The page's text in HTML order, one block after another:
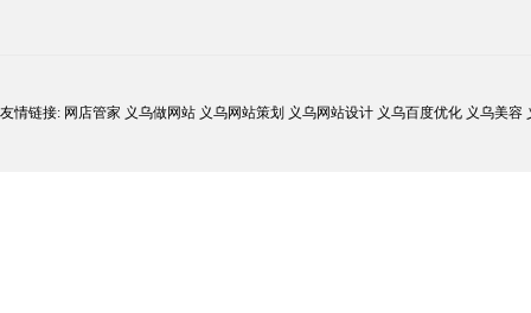
友情链接: 网店管家 义乌做网站 义乌网站策划 义乌网站设计 义乌百度优化 义乌美